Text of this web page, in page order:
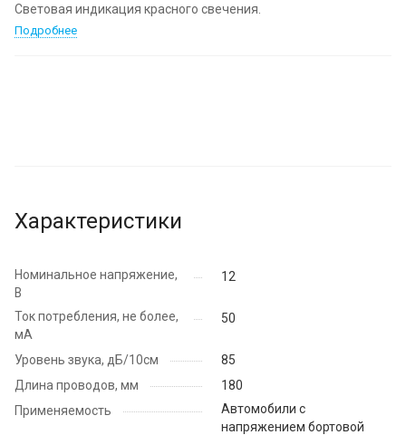
Световая индикация красного свечения.
Подробнее
Характеристики
Номинальное напряжение,
В
12
Ток потребления, не более,
мА
50
Уровень звука, дБ/10см
85
Длина проводов, мм
180
Применяемость
Автомобили с
напряжением бортовой